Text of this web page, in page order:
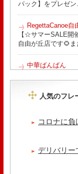
パック】をプレゼン
RegettaCanoe自
【☆サマーSALE開
自由が丘店です🌻ま
中華ばんばん
ッコラサラダをそ
【 よもぎ蒸しやリ
人気のフレ
コロナに
デリバリー